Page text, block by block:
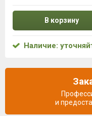
В корзину
Наличие:
и